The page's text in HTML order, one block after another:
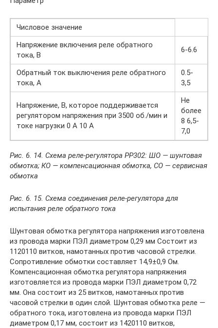
Числовое значение
Напряжение включения реле обратного
тока, В
6-6.6
Обратный ток выключения реле обратного
тока, А
0.5-
3,5
Напряжение, В, которое поддерживается
регулятором напряжения при 3500 об./мин и
токе нагрузки 0 А 10 А
Не
более
8 6,5-
7,0
Рис. 6. 14. Схема реле-регулятора РР302: ШО — шунтовая
обмотка; КО — компенсационная обмотка, СО — сервисная
обмотка
Рис. 6. 15. Схема соединения реле-регулятора для
испытания реле обратного тока
Шунтовая обмотка регулятора напряжения изготовлена
из провода марки ПЭЛ диаметром 0,29 мм Состоит из
1120110 витков, намотанных против часовой стрелки.
Сопротивление обмотки составляет 14,9±0,9 Ом.
Компенсационная обмотка регулятора напряжения
изготовляется из провода марки ПЭЛ диаметром 0,72
мм. Она состоит из 25 витков, намотанных против
часовой стрелки в один слой. Шунтовая обмотка реле —
обратного тока, изготовлена из провода марки ПЭЛ
диаметром 0,17 мм, состоит из 1420110 витков,